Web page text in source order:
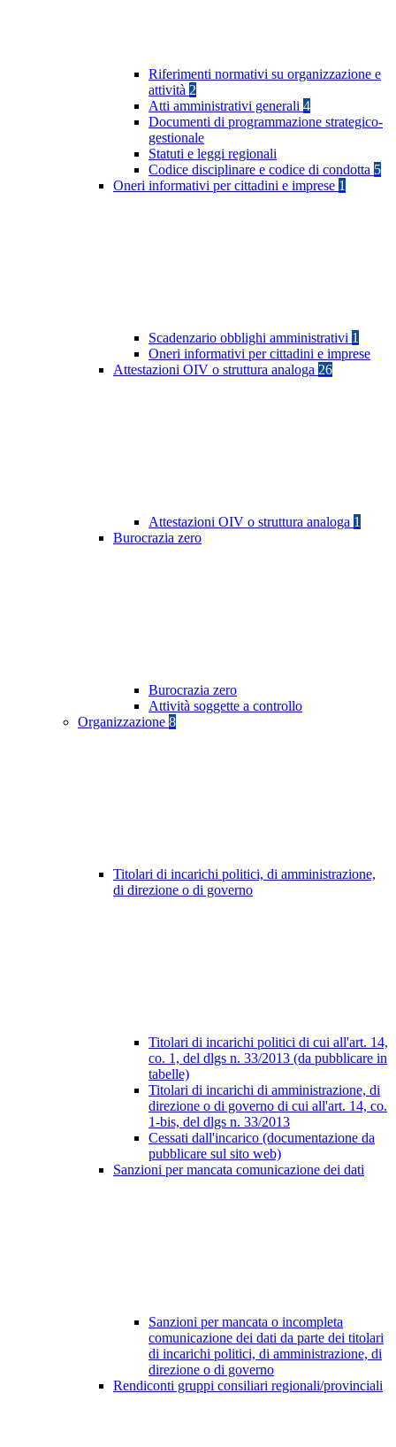
Riferimenti normativi su organizzazione e
attività 2
Atti amministrativi generali 4
Documenti di programmazione strategico-
gestionale
Statuti e leggi regionali
Codice disciplinare e codice di condotta 5
Oneri informativi per cittadini e imprese 1
Scadenzario obblighi amministrativi 1
Oneri informativi per cittadini e imprese
Attestazioni OIV o struttura analoga 26
Attestazioni OIV o struttura analoga 1
Burocrazia zero
Burocrazia zero
Attività soggette a controllo
Organizzazione 8
Titolari di incarichi politici, di amministrazione,
di direzione o di governo
Titolari di incarichi politici di cui all'art. 14,
co. 1, del dlgs n. 33/2013 (da pubblicare in
tabelle)
Titolari di incarichi di amministrazione, di
direzione o di governo di cui all'art. 14, co.
1-bis, del dlgs n. 33/2013
Cessati dall'incarico (documentazione da
pubblicare sul sito web)
Sanzioni per mancata comunicazione dei dati
Sanzioni per mancata o incompleta
comunicazione dei dati da parte dei titolari
di incarichi politici, di amministrazione, di
direzione o di governo
Rendiconti gruppi consiliari regionali/provinciali